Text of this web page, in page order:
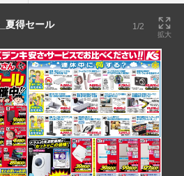
夏得セール 1/2
拡大